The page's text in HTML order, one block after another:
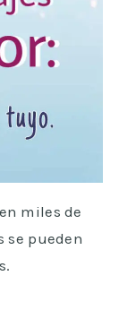
miles de
se pueden